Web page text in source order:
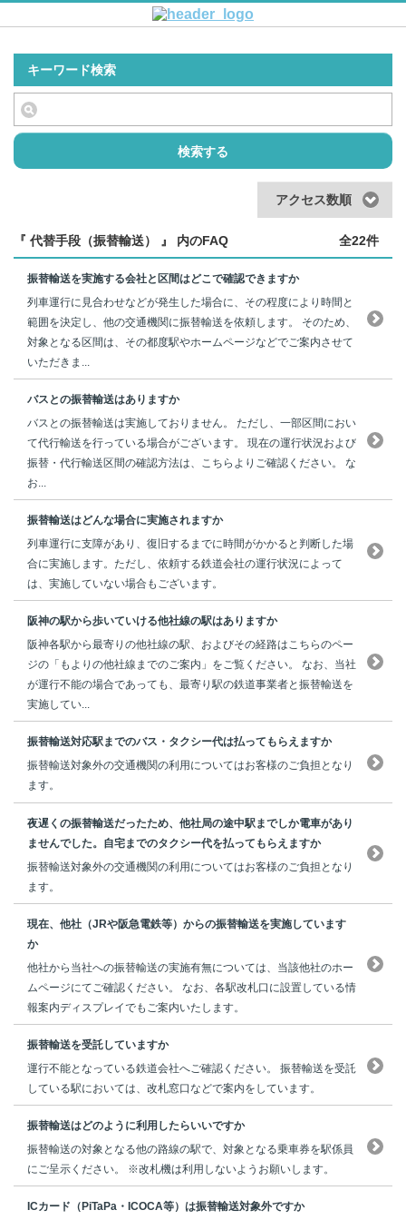
キーワード検索
検索する
アクセス数順
『 代替手段（振替輸送） 』 内のFAQ 全22件
振替輸送を実施する会社と区間はどこで確認できますか
列車運行に見合わせなどが発生した場合に、その程度により時間と
範囲を決定し、他の交通機関に振替輸送を依頼します。 そのため、
対象となる区間は、その都度駅やホームページなどでご案内させて
いただきま...
バスとの振替輸送はありますか
バスとの振替輸送は実施しておりません。 ただし、一部区間におい
て代行輸送を行っている場合がございます。 現在の運行状況および
振替・代行輸送区間の確認方法は、こちらよりご確認ください。 な
お...
振替輸送はどんな場合に実施されますか
列車運行に支障があり、復旧するまでに時間がかかると判断した場
合に実施します。ただし、依頼する鉄道会社の運行状況によって
は、実施していない場合もございます。
阪神の駅から歩いていける他社線の駅はありますか
阪神各駅から最寄りの他社線の駅、およびその経路はこちらのペー
ジの「もよりの他社線までのご案内」をご覧ください。 なお、当社
が運行不能の場合であっても、最寄り駅の鉄道事業者と振替輸送を
実施してい...
振替輸送対応駅までのバス・タクシー代は払ってもらえますか
振替輸送対象外の交通機関の利用についてはお客様のご負担となり
ます。
夜遅くの振替輸送だったため、他社局の途中駅までしか電車があり
ませんでした。自宅までのタクシー代を払ってもらえますか
振替輸送対象外の交通機関の利用についてはお客様のご負担となり
ます。
現在、他社（JRや阪急電鉄等）からの振替輸送を実施しています
か
他社から当社への振替輸送の実施有無については、当該他社のホー
ムページにてご確認ください。 なお、各駅改札口に設置している情
報案内ディスプレイでもご案内いたします。
振替輸送を受託していますか
運行不能となっている鉄道会社へご確認ください。 振替輸送を受託
している駅においては、改札窓口などで案内をしています。
振替輸送はどのように利用したらいいですか
振替輸送の対象となる他の路線の駅で、対象となる乗車券を駅係員
にご呈示ください。 ※改札機は利用しないようお願いします。
ICカード（PiTaPa・ICOCA等）は振替輸送対象外ですか